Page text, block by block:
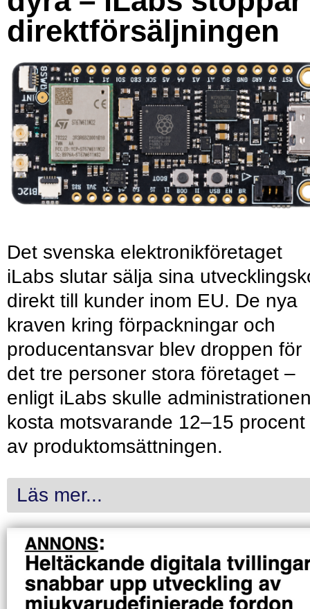
direktförsäljningen
Det svenska elektronikföretaget
iLabs slutar sälja sina
direkt till kunder inom EU. De nya
kraven kring förpackningar och
producentansvar blev droppen för
det tre personer stora företaget –
enligt iLabs skulle
kosta motsvarande 12–15 procent
av produktomsättningen.
Läs mer...